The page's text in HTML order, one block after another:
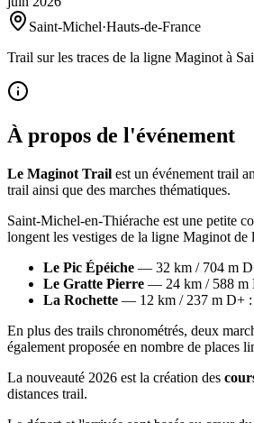
Saint-Michel·Hauts-de-France
Trail sur les traces de la ligne Maginot à
À propos de l'événement
Le Maginot Trail est un événement trail
trail ainsi que des marches thématiques.
Saint-Michel-en-Thiérache est une petite
longent les vestiges de la ligne Maginot de
Le Pic Épéiche — 32 km / 704 m
Le Gratte Pierre — 24 km / 588 m
La Rochette — 12 km / 237 m D+ :
En plus des trails chronométrés, deux
également proposée en nombre de places
La nouveauté 2026 est la création des
distances trail.